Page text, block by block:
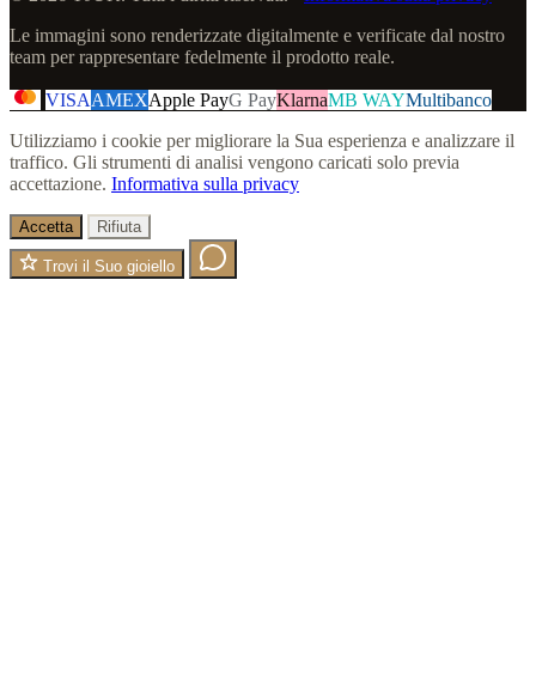
Le immagini sono renderizzate digitalmente e verificate dal nostro
team per rappresentare fedelmente il prodotto reale.
VISAAMEXApple PayG PayKlarnaMB WAYMultibanco
Utilizziamo i cookie per migliorare la Sua esperienza e analizzare il
traffico. Gli strumenti di analisi vengono caricati solo previa
accettazione. Informativa sulla privacy
Accetta Rifiuta
Trovi il Suo gioiello